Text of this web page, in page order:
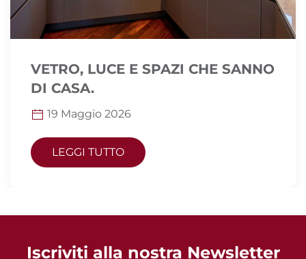
VETRO, LUCE E SPAZI CHE SANNO
DI CASA.
19 Maggio 2026
LEGGI TUTTO
Iscriviti alla nostra Newsletter